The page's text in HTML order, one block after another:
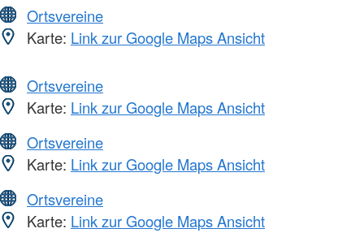
Ortsvereine
Karte: Link zur Google Maps Ansicht
Ortsvereine
Karte: Link zur Google Maps Ansicht
Ortsvereine
Karte: Link zur Google Maps Ansicht
Ortsvereine
Karte: Link zur Google Maps Ansicht